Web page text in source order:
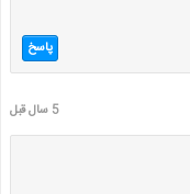
پاسخ
5 سال قبل